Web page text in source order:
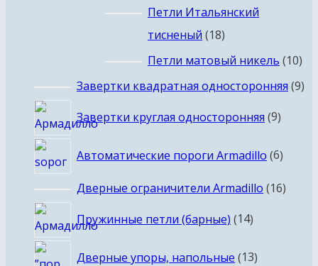
товаров
Петли Итальянский
тисненый 1818
товаров
Петли матовый никель 1010
Завертки квадратная односторонняя 99
Завертки круглая односторонняя 99
Автоматические пороги Armadillo 66
Дверные ограничители Armadillo 1616
Пружинные петли (барные) 1414
Дверные упоры, напольные 1313